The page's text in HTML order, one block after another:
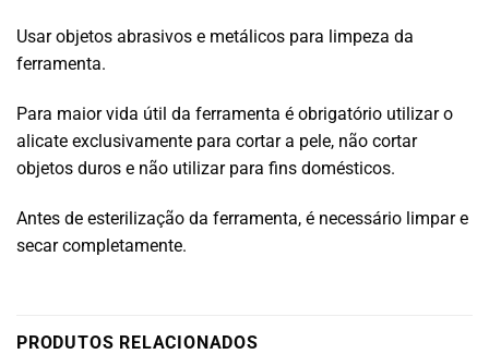
Usar objetos abrasivos e metálicos para limpeza da
ferramenta.
Para maior vida útil da ferramenta é obrigatório utilizar o
alicate exclusivamente para cortar a pele, não cortar
objetos duros e não utilizar para fins domésticos.
Antes de esterilização da ferramenta, é necessário limpar e
secar completamente.
PRODUTOS RELACIONADOS